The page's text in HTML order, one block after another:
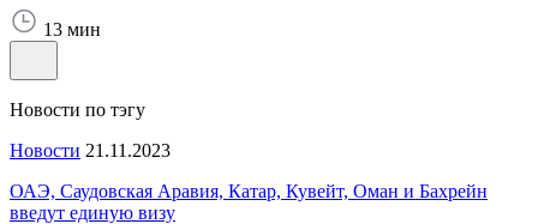
13 мин
Новости по тэгу
Новости 21.11.2023
ОАЭ, Саудовская Аравия, Катар, Кувейт, Оман и Бахрейн
введут единую визу